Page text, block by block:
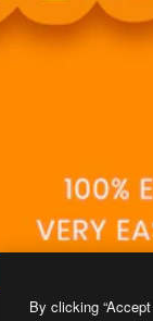
By clicking